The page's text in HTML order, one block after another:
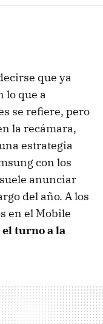
que ya
lo que a
se refiere, pero
la recámara,
estrategia
con los
anunciar
del año. A los
en el Mobile
el turno a la